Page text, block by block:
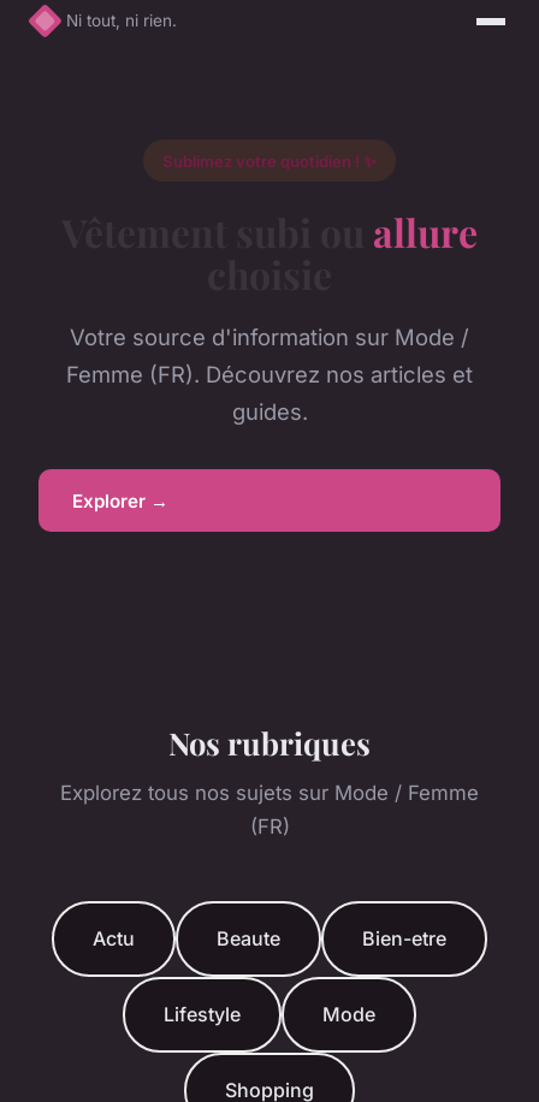
Ni tout, ni rien.
Sublimez votre quotidien ! ✨
allure
Votre source d'information sur Mode /
Femme (FR). Découvrez nos articles et
guides.
Explorer →
Nos rubriques
Explorez tous nos sujets sur Mode / Femme
(FR)
Actu Beaute Bien-etre
Lifestyle Mode
Shopping